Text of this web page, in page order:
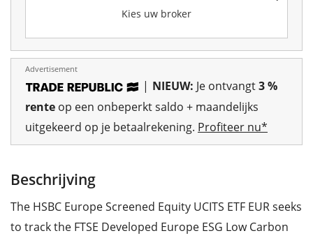
Kies uw broker
Advertisement
| NIEUW: Je ontvangt3 %
rente op een onbeperkt saldo + maandelijks
uitgekeerd op je betaalrekening. Profiteer nu*
Beschrijving
The HSBC Europe Screened Equity UCITS ETF EUR seeks
to track the FTSE Developed Europe ESG Low Carbon